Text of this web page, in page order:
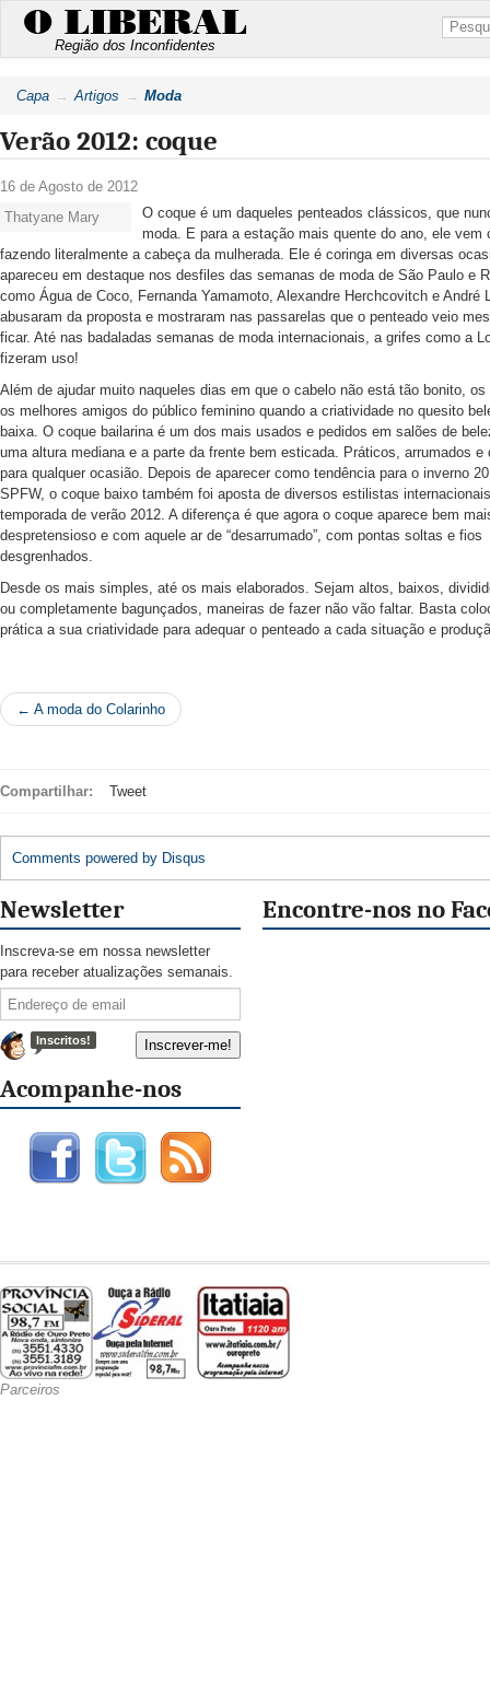
O LIBERAL
Região dos Inconfidentes
Capa Artigos Moda
Verão 2012: coque
16 de Agosto de 2012
Thatyane Mary
O coque é um daqueles penteados clássicos, que
moda. E para a estação mais quente do ano, ele vem
fazendo literalmente a cabeça da mulherada. Ele é coringa em diversas
apareceu em destaque nos desfiles das semanas de moda de São Paulo e
como Água de Coco, Fernanda Yamamoto, Alexandre Herchcovitch e André
abusaram da proposta e mostraram nas passarelas que o penteado veio
ficar. Até nas badaladas semanas de moda internacionais, a grifes como a
fizeram uso!
Além de ajudar muito naqueles dias em que o cabelo não está tão bonito,
os melhores amigos do público feminino quando a criatividade no quesito
baixa. O coque bailarina é um dos mais usados e pedidos em salões de
uma altura mediana e a parte da frente bem esticada. Práticos, arrumados e
para qualquer ocasião. Depois de aparecer como tendência para o inverno
SPFW, o coque baixo também foi aposta de diversos estilistas
temporada de verão 2012. A diferença é que agora o coque aparece bem
despretensioso e com aquele ar de “desarrumado”, com pontas soltas e fios
desgrenhados.
Desde os mais simples, até os mais elaborados. Sejam altos, baixos,
ou completamente bagunçados, maneiras de fazer não vão faltar. Basta
prática a sua criatividade para adequar o penteado a cada situação e
← A moda do Colarinho
Compartilhar: Tweet
Comments powered by Disqus
Newsletter
Inscreva-se em nossa newsletter
para receber atualizações semanais.
Inscritos!
Acompanhe-nos
Encontre-nos no
Parceiros